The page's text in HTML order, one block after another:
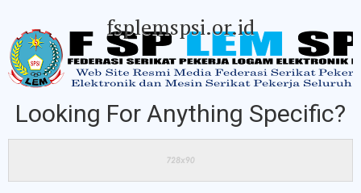
fsplemspsi.or.id
Looking For Anything Specific?